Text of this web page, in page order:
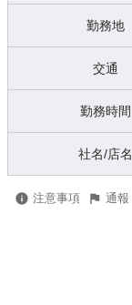
勤務地
交通
勤務時間
社名/店名
注意事項 通報